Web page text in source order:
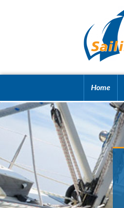
Home